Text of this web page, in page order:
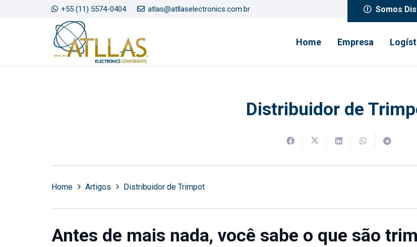
+55 (11) 5574-0404 atlas@atllaselectronics.com.br Somos
Home Empresa
Distribuidor de
Home Artigos Distribuidor de Trimpot
Antes de mais nada, você sabe o que são